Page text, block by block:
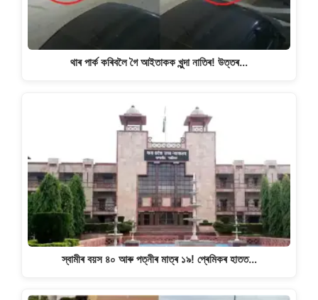
থাৰ পাৰ্ক কৰিবলৈ গৈ আইতাকক খুন্দা নাতিৰ! উত্তৰ…
স্বামীৰ বয়স ৪০ আৰু পত্নীৰ মাত্ৰ ১৯! প্ৰেমিকৰ হাতত…